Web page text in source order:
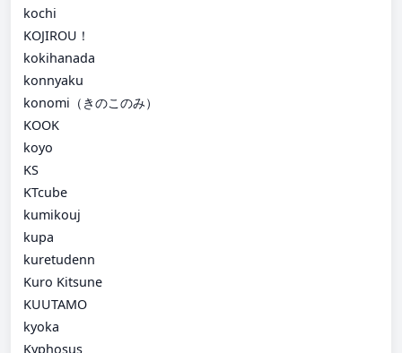
kochi
KOJIROU！
kokihanada
konnyaku
konomi（きのこのみ）
KOOK
koyo
KS
KTcube
kumikouj
kupa
kuretudenn
Kuro Kitsune
KUUTAMO
kyoka
Kyphosus